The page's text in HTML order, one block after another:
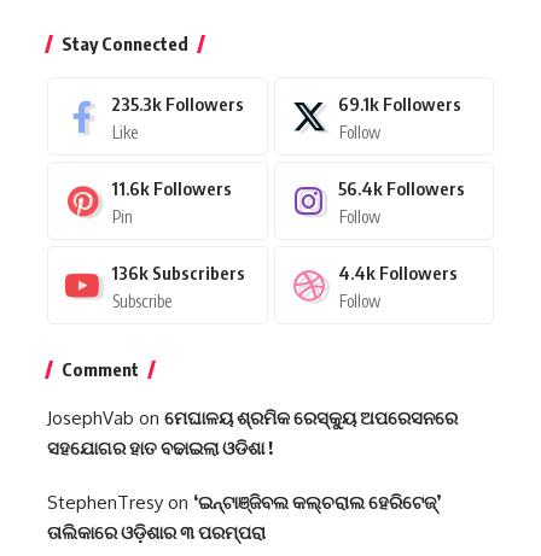
Stay Connected
235.3k Followers
Like
69.1k Followers
Follow
11.6k Followers
Pin
56.4k Followers
Follow
136k Subscribers
Subscribe
4.4k Followers
Follow
Comment
JosephVab on ମେଘାଳୟ ଶ୍ରମିକ ରେସ୍କ୍ୟୁ ଅପରେସନରେ
ସହଯୋଗର ହାତ ବଢାଇଲା ଓଡିଶା !
StephenTresy on ‘ଇନ୍‌ଟାଞ୍ଜିବଲ କଲ୍‌ଚରାଲ ହେରିଟେଜ୍‌’
ତାଲିକାରେ ଓଡ଼ିଶାର ୩ ପରମ୍ପରା